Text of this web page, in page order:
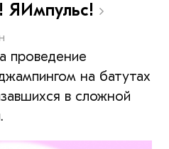
ЯИмпульс!
проведение
на батутах
в сложной